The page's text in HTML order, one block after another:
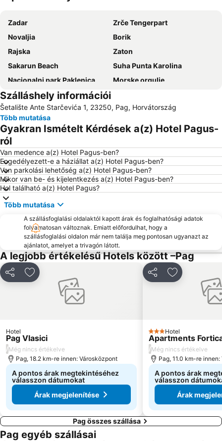
Nagy méretű térkép
Zadar
Zrče Tengerpart
Novaljia
Borik
Rajska
Zaton
Sakarun Beach
Suha Punta Karolina
Nacionalni park Paklenica
Morske orgulje
Cikat
Porto di Zadar
Kolovare
Forum
Stari Zadar
Punta Veli Losinj
Avtobusni kolodvor Zadar - Liburnija
Zracna luka Zadar
Poljana
Stari Grad Pag
Ždrijac
Pudarica
Velebit
Sveti Šime
Veli žal
Sahara
Szálláshely információi
Šetalište Ante Starčevića 1, 23250, Pag, Horvátország
Több mutatása
Gyakran Ismételt Kérdések a(z) Hotel Pagus-
ról
Van medence a(z) Hotel Pagus-ben?
Engedélyezett-e a háziállat a(z) Hotel Pagus-ben?
Van parkolási lehetőség a(z) Hotel Pagus-ben?
Mikor van be- és kijelentkezés a(z) Hotel Pagus-ben?
Hol található a(z) Hotel Pagus?
Több mutatása
A szállásfoglalási oldalaktól kapott árak és foglalhatósági adatok
folyamatosan változnak. Emiatt előfordulhat, hogy a
szállásfoglalási oldalon már nem találja meg pontosan ugyanazt az
ajánlatot, amelyet a trivagón látott.
A legjobb értékelésű Hotels között –Pag
MegosztásHozzáadás a kedvencekhez
Hotel
Pag Vlasici
/Még nincs értékelve
Pag, 18.2 km-re innen: Városközpont
A pontos árak megtekintéséhez
válasszon dátumokat
Árak megjelenítése
MegosztásHozzáadás
3 Kategória
Hotel
Apartments
/Még nincs értékelve
Pag, 11.0 km-re
A pontos árak
válasszon
Árak
Pag összes szállása
Pag egyéb szállásai